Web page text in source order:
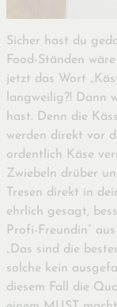
Sicher hast du
Food-Ständen
jetzt das Wort
langweilig?! Dann
hast. Denn die
werden direkt vor
ordentlich Käse
Zwiebeln drüber
Tresen direkt in
ehrlich gesagt,
Profi-Freundin“
„Das sind die
solche kein
diesem Fall die